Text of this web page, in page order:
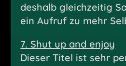
deshalb gleichzeitig
ein Aufruf zu mehr
7. Shut up and enjoy
Dieser Titel ist sehr